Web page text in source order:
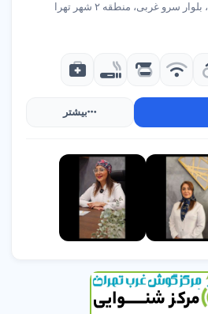
سرو غربی، منطقه ۲ شهر تهرا
بیشتر